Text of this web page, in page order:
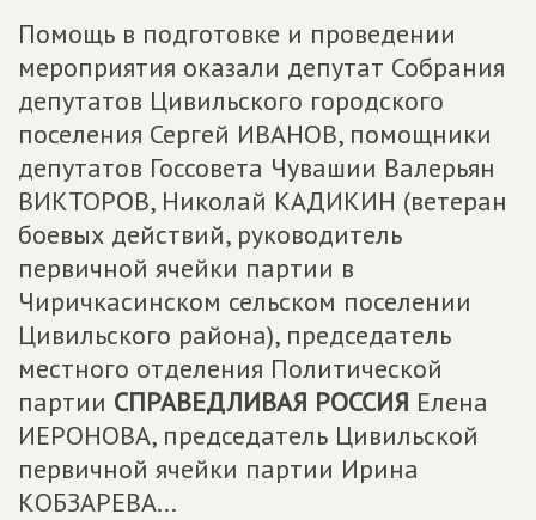
Помощь в подготовке и проведении
мероприятия оказали депутат Собрания
депутатов Цивильского городского
поселения Сергей ИВАНОВ, помощники
депутатов Госсовета Чувашии Валерьян
ВИКТОРОВ, Николай КАДИКИН (ветеран
боевых действий, руководитель
первичной ячейки партии в
Чиричкасинском сельском поселении
Цивильского района), председатель
местного отделения Политической
партии СПРАВЕДЛИВАЯ РОССИЯ Елена
ИЕРОНОВА, председатель Цивильской
первичной ячейки партии Ирина
КОБЗАРЕВА...